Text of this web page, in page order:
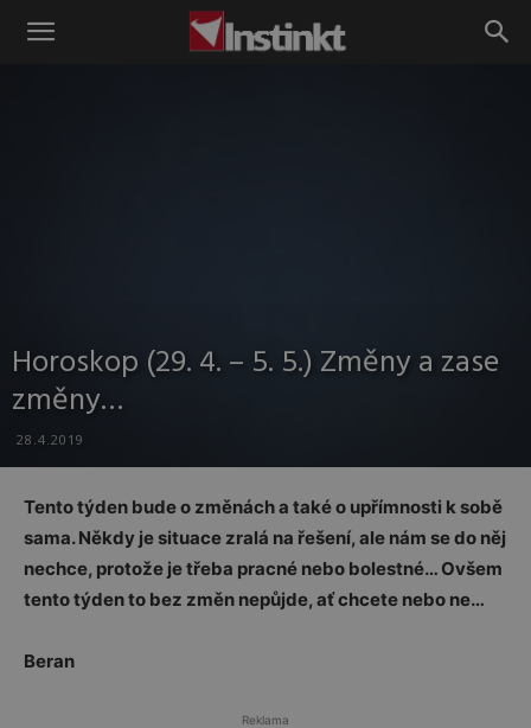
Instinkt
Horoskop (29. 4. – 5. 5.) Změny a zase
změny…
28.4.2019
Tento týden bude o změnách a také o upřímnosti k sobě
sama. Někdy je situace zralá na řešení, ale nám se do něj
nechce, protože je třeba pracné nebo bolestné… Ovšem
tento týden to bez změn nepůjde, ať chcete nebo ne…
Beran
Reklama